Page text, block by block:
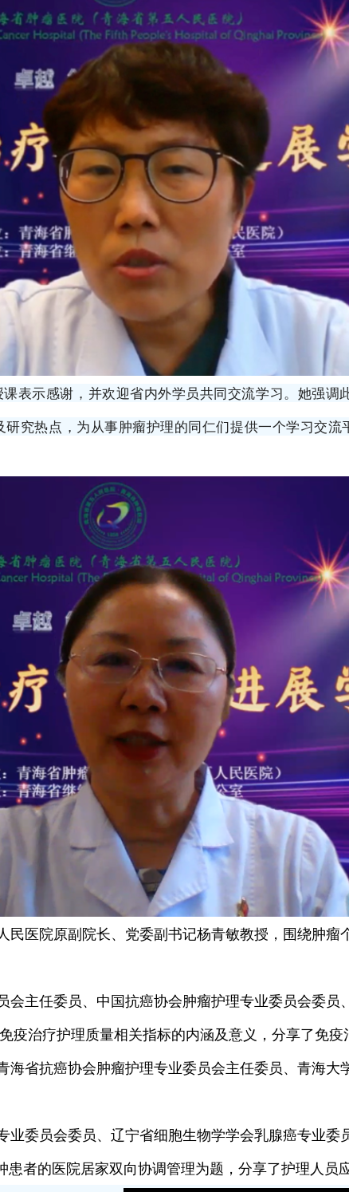
表示感谢，并欢迎省内外学员共同交流学习。她强
究热点，为从事肿瘤护理的同仁们提供一个学习交流
民医院原副院长、党委副书记杨青敏教授，围绕肿
会主任委员、中国抗癌协会肿瘤护理专业委员会委
疫治疗护理质量相关指标的内涵及意义，分享了免疫
海省抗癌协会肿瘤护理专业委员会主任委员、青海
业委员会委员、辽宁省细胞生物学学会乳腺癌专业
患者的医院居家双向协调管理为题，分享了护理人员